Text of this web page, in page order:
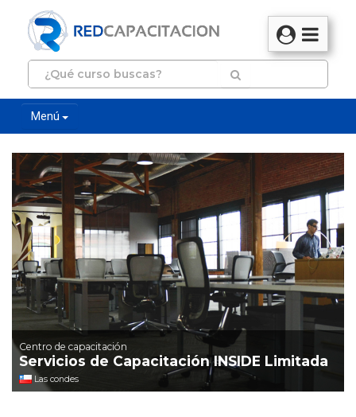
Menú
Centro de capacitación
Servicios de Capacitación INSIDE Limitada
Las condes